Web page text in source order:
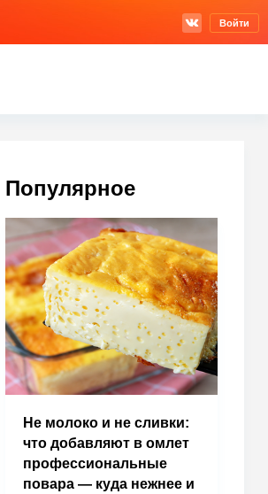
Войти
Популярное
Не молоко и не сливки:
что добавляют в омлет
профессиональные
повара — куда нежнее и